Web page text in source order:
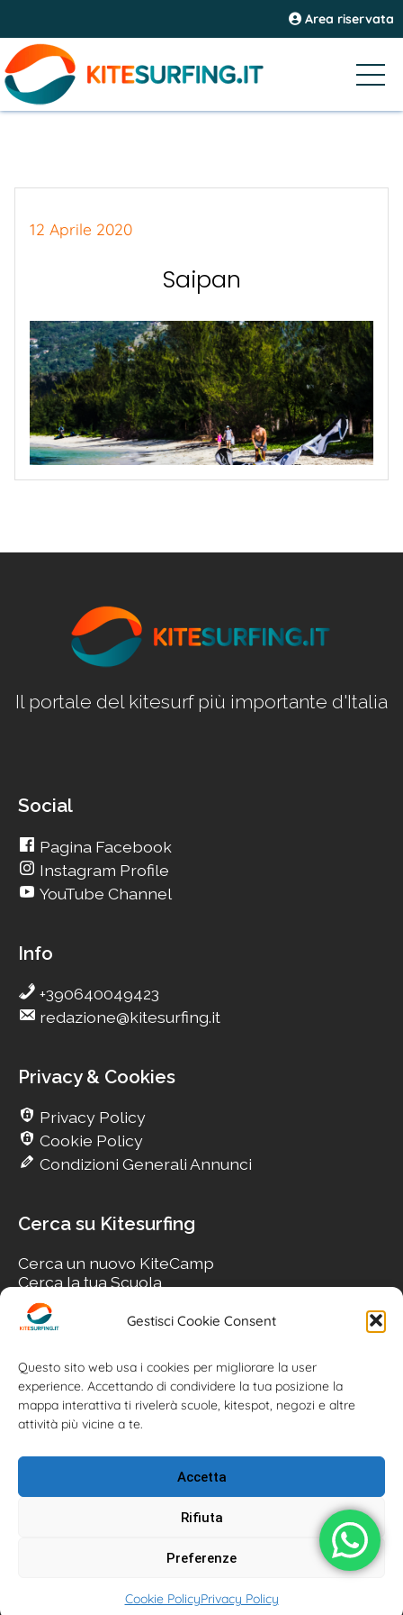
Gestisci Cookie Consent
Questo sito web usa i cookies per migliorare la user
experience. Accettando di condividere la tua posizione la
mappa interattiva ti rivelerà scuole, kitespot, negozi e altre
attività più vicine a te.
Accetta
Rifiuta
Preferenze
Cookie PolicyPrivacy Policy
Area riservata
12 Aprile 2020
Saipan
Il portale del kitesurf più importante d'Italia
Social
Pagina Facebook
Instagram Profile
YouTube Channel
Info
+390640049423
redazione@kitesurfing.it
Privacy & Cookies
Privacy Policy
Cookie Policy
Condizioni Generali Annunci
Cerca su Kitesurfing
Cerca un nuovo KiteCamp
Cerca la tua Scuola
Cerca il tuo KiteSpot
Cerca Accommodation
Cerca il tuo Usato
Kitesurfing powered by Associazione Kitesurf Italiana